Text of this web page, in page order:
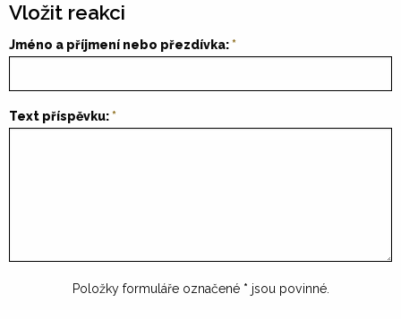
Vložit reakci
Jméno a příjmení nebo přezdívka:
Text příspěvku:
Položky formuláře označené * jsou povinné.